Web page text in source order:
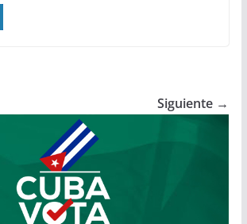
Siguiente →